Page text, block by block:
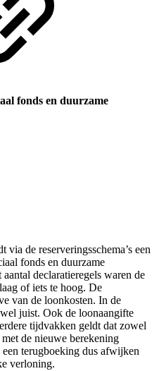
fonds en duurzame
de reserveringsschema’s een
fonds en duurzame
declaratieregels waren de
of iets te hoog. De
van de loonkosten. In de
juist. Ook de loonaangifte
tijdvakken geldt dat zowel
de nieuwe berekening
terugboeking dus afwijken
verloning.